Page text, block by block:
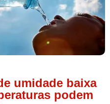
umidade baixa
podem